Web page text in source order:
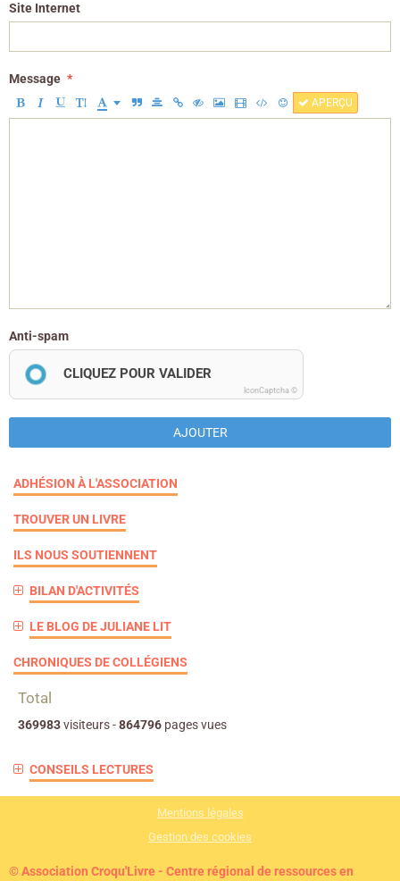
Site Internet
Message
APERÇU
Anti-spam
CLIQUEZ POUR VALIDER
IconCaptcha ©
AJOUTER
ADHÉSION À L'ASSOCIATION
TROUVER UN LIVRE
ILS NOUS SOUTIENNENT
BILAN D'ACTIVITÉS
LE BLOG DE JULIANE LIT
CHRONIQUES DE COLLÉGIENS
Total
369983visiteurs -864796 pages vues
CONSEILS LECTURES
Mentions légales
Gestion des cookies
© Association Croqu'Livre - Centre régional de ressources en